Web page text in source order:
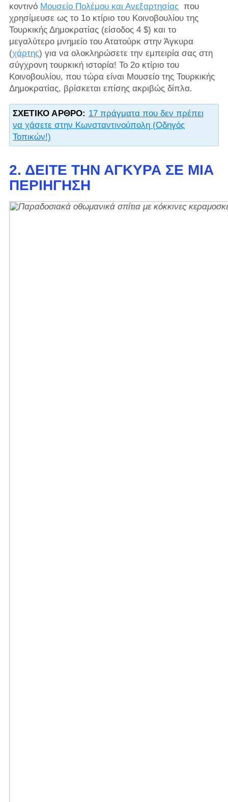
κοντινό Μουσείο Πολέμου και Ανεξαρτησίας που
χρησίμευσε ως το 1ο κτίριο του Κοινοβουλίου της
Τουρκικής Δημοκρατίας (είσοδος 4 $) και το
μεγαλύτερο μνημείο του Ατατούρκ στην Άγκυρα
(χάρτης) για να ολοκληρώσετε την εμπειρία σας στη
σύγχρονη τουρκική ιστορία! Το 2ο κτίριο του
Κοινοβουλίου, που τώρα είναι Μουσείο της Τουρκικής
Δημοκρατίας, βρίσκεται επίσης ακριβώς δίπλα.
ΣΧΕΤΙΚΌ ΆΡΘΡΟ: 17 πράγματα που δεν πρέπει
να χάσετε στην Κωνσταντινούπολη (Οδηγός
Τοπικών!)
2. ΔΕΊΤΕ ΤΗΝ ΆΓΚΥΡΑ ΣΕ ΜΙΑ
ΠΕΡΙΉΓΗΣΗ